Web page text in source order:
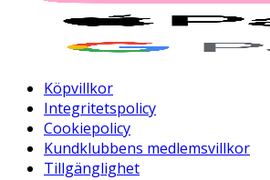
Köpvillkor
Integritetspolicy
Cookiepolicy
Kundklubbens medlemsvillkor
Tillgänglighet